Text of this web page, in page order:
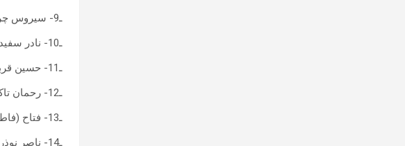
ـ9- سیروس چرخش
ـ10- نادر سفیدگری خامنه
ـ11- حسین قربانی
ـ12- رحمان تاکسی
ـ13- فتاح (فاطی)ـ
ـ14- ناصر نوذری